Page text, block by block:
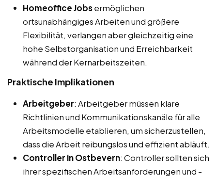
Homeoffice Jobsermöglichen
ortsunabhängiges Arbeiten und größere
Flexibilität, verlangen aber gleichzeitig eine
hohe Selbstorganisation und Erreichbarkeit
während der Kernarbeitszeiten.
Praktische Implikationen
Arbeitgeber: Arbeitgeber müssen klare
Richtlinien und Kommunikationskanäle für alle
Arbeitsmodelle etablieren, um sicherzustellen,
dass die Arbeit reibungslos und effizient abläuft.
Controller in Ostbevern: Controller sollten sich
ihrer spezifischen Arbeitsanforderungen und -